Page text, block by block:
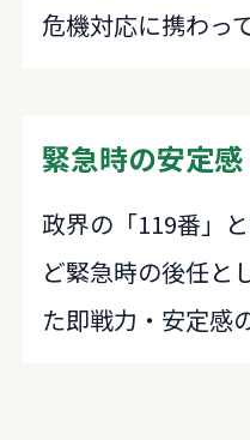
危機対応に携わっ
緊急時の安定
政界の「119番」
ど緊急時の後任と
た即戦力・安定感